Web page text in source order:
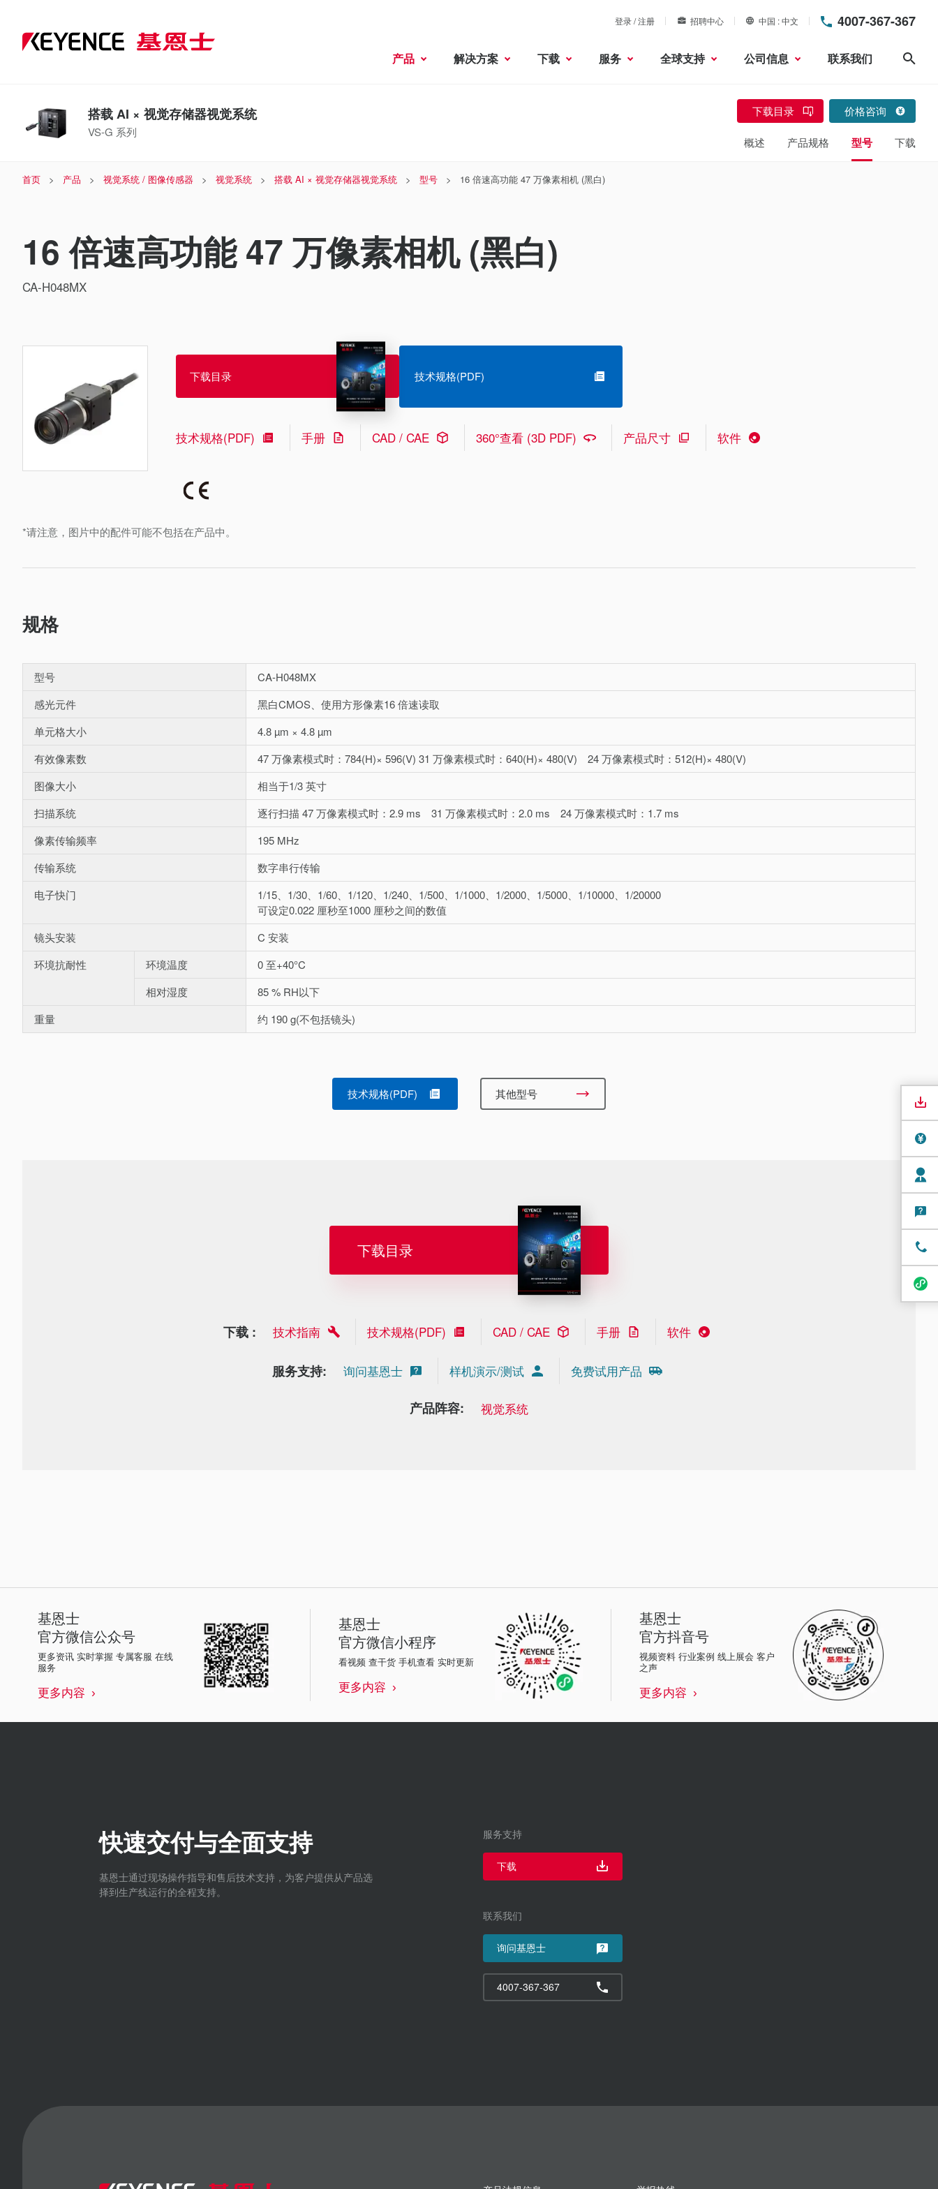
登录 / 注册 招聘中心 中国 中文 4007-367-367
产品 解决方案 下载 服务 全球支持 公司信息 联系我们
搭载 AI × 视觉存储器视觉系统
VS-G 系列
下载目录 价格咨询
概述 产品规格 型号 下载
首页 产品 视觉系统 / 图像传感器 视觉系统 搭载 AI × 视觉存储器视觉系统 型号 16 倍速高功能 47 万像素相机 (黑白)
16 倍速高功能 47 万像素相机 (黑白)
CA-H048MX
*请注意，图片中的配件可能不包括在产品中。
下载目录 技术规格(PDF)
技术规格(PDF) 手册 CAD / CAE 360°查看 (3D PDF) 产品尺寸 软件
规格
型号
CA-H048MX
感光元件
黑白CMOS、使用方形像素16 倍速读取
单元格大小
4.8 µm × 4.8 µm
有效像素数
47 万像素模式时：784(H)× 596(V) 31 万像素模式时：640(H)× 480(V) 24 万像素模式时：512(H)× 480(V)
图像大小
相当于1/3 英寸
扫描系统
逐行扫描 47 万像素模式时：2.9 ms 31 万像素模式时：2.0 ms 24 万像素模式时：1.7 ms
像素传输频率
195 MHz
传输系统
数字串行传输
电子快门
1/15、1/30、1/60、1/120、1/240、1/500、1/1000、1/2000、1/5000、1/10000、1/20000
可设定0.022 厘秒至1000 厘秒之间的数值
镜头安装
C 安装
环境抗耐性
环境温度
0 至+40°C
相对湿度
85 % RH以下
重量
约 190 g(不包括镜头)
技术规格(PDF) 其他型号
下载目录
下载 : 技术指南 技术规格(PDF) CAD / CAE 手册 软件
服务支持: 询问基恩士 样机演示/测试 免费试用产品
产品阵容: 视觉系统
基恩士
官方微信公众号
更多资讯 实时掌握 专属客服 在线
服务
更多内容
基恩士
官方微信小程序
看视频 查干货 手机查看 实时更新
更多内容
基恩士
官方抖音号
视频资料 行业案例 线上展会 客户
之声
更多内容
快速交付与全面支持
基恩士通过现场操作指导和售后技术支持，为客户提供从产品选
择到生产线运行的全程支持。
服务支持
下载
联系我们
询问基恩士
4007-367-367